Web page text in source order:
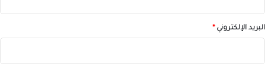
البريد الإلكتروني *